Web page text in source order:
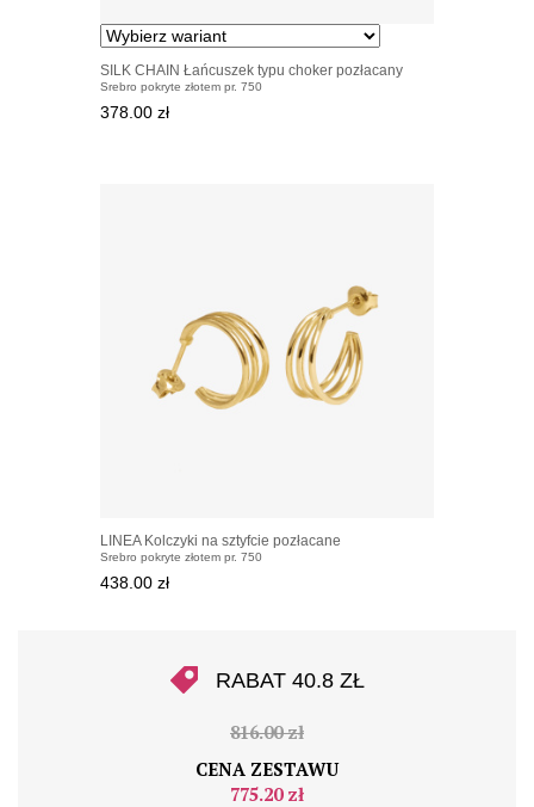
SILK CHAIN Łańcuszek typu choker pozłacany
Srebro pokryte złotem pr. 750
378.00 zł
LINEA Kolczyki na sztyfcie pozłacane
Srebro pokryte złotem pr. 750
438.00 zł
RABAT 40.8 ZŁ
816.00 zł
CENA ZESTAWU
775.20 zł